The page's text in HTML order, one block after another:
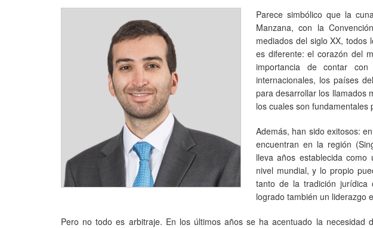
Parece simbólico que la
Manzana, con la
mediados del siglo XX, todos
es diferente: el corazón del
importancia de contar
internacionales, los países
para desarrollar los llamados
los cuales son
Además, han sido exitosos:
encuentran en la región
lleva años establecida
nivel mundial, y lo propio
tanto de la tradición jurídica
logrado también un liderazgo
Pero no todo es arbitraje. En los últimos años se ha acentuado la necesidad